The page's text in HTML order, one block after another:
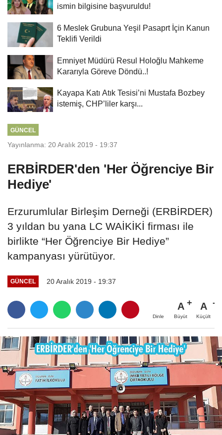
ismin bilgisine başvuruldu!
6 Meslek Grubuna Yeşil Pasaprt İçin Kanun
Teklifi Verildi
Emniyet Müdürü Resul Holoğlu Mahkeme
Kararıyla Göreve Döndü..!
Kayapa Katı Atık Tesisi’ni Mustafa Bozbey
istemiş, CHP’liler karşı...
GÜNCEL
Yayınlanma: 20 Aralık 2019 - 19:37
ERBİRDER'den 'Her Öğrenciye Bir
Hediye'
Erzurumlular Birleşim Derneği (ERBİRDER)
3 yıldan bu yana LC WAİKİKİ firması ile
birlikte “Her Öğrenciye Bir Hediye”
kampanyası yürütüyor.
GÜNCEL 20 Aralık 2019 - 19:37
Dinle
A
Büyüt
A
Küçült